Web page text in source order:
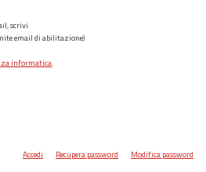
scrivi
email di abilitazione)
informatica.
Accedi Recupera password Modifica password